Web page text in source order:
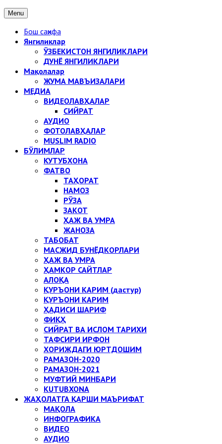
Menu
Бош саҳифа
Янгиликлар
ЎЗБЕКИСТОН ЯНГИЛИКЛАРИ
ДУНЁ ЯНГИЛИКЛАРИ
Мақолалар
ЖУМА МАВЪИЗАЛАРИ
МЕДИА
ВИДЕОЛАВҲАЛАР
СИЙРАТ
АУДИО
ФОТОЛАВҲАЛАР
MUSLIM RADIO
БЎЛИМЛАР
КУТУБХОНА
ФАТВО
ТАҲОРАТ
НАМОЗ
РЎЗА
ЗАКОТ
ҲАЖ ВА УМРА
ЖАНОЗА
ТАБОБАТ
МАСЖИД БУНЁДКОРЛАРИ
ҲАЖ ВА УМРА
ҲАМКОР САЙТЛАР
АЛОҚА
ҚУРЪОНИ КАРИМ (дастур)
ҚУРЪОНИ КАРИМ
ҲАДИСИ ШАРИФ
ФИҚҲ
СИЙРАТ ВА ИСЛОМ ТАРИХИ
ТАФСИРИ ИРФОН
ХОРИЖДАГИ ЮРТДОШИМ
РАМАЗОН-2020
РАМАЗОН-2021
МУФТИЙ МИНБАРИ
KUTUBXONA
ЖАҲОЛАТГА ҚАРШИ МАЪРИФАТ
МАҚОЛА
ИНФОГРАФИКА
ВИДЕО
АУДИО